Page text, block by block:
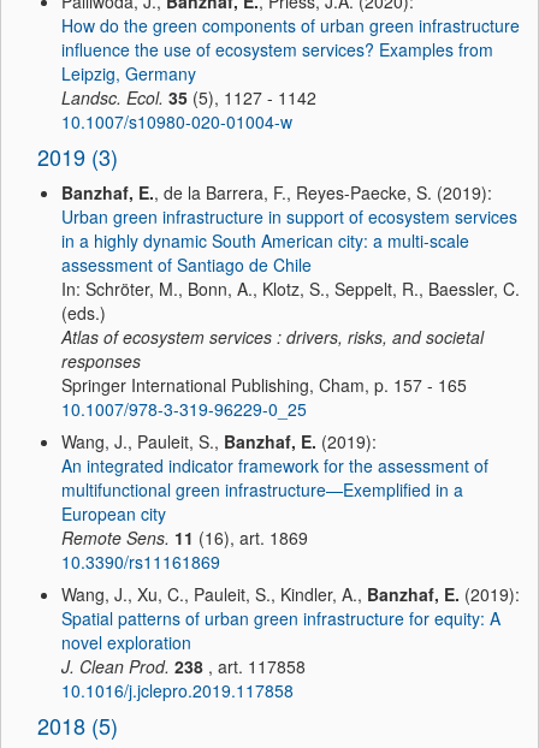
How do the green components of urban green infrastructure
influence the use of ecosystem services? Examples from
Leipzig, Germany
Landsc. Ecol. 35 (5), 1127 - 1142
10.1007/s10980-020-01004-w
2019 (3)
Banzhaf, E., de la Barrera, F., Reyes-Paecke, S. (2019):
Urban green infrastructure in support of ecosystem services
in a highly dynamic South American city: a multi-scale
assessment of Santiago de Chile
In: Schröter, M., Bonn, A., Klotz, S., Seppelt, R., Baessler, C.
(eds.)
Atlas of ecosystem services : drivers, risks, and societal
responses
Springer International Publishing, Cham, p. 157 - 165
10.1007/978-3-319-96229-0_25
Wang, J., Pauleit, S., Banzhaf, E. (2019):
An integrated indicator framework for the assessment of
multifunctional green infrastructure—Exemplified in a
European city
Remote Sens. 11 (16), art. 1869
10.3390/rs11161869
Wang, J., Xu, C., Pauleit, S., Kindler, A., Banzhaf, E. (2019):
Spatial patterns of urban green infrastructure for equity: A
novel exploration
J. Clean Prod. 238 , art. 117858
10.1016/j.jclepro.2019.117858
2018 (5)